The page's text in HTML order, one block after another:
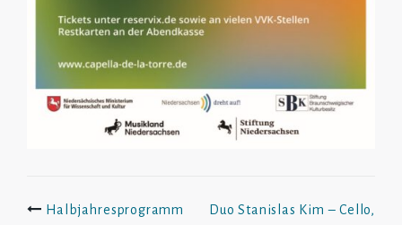
Beitrags-
Halbjahresprogramm
Duo Stanislas Kim – Cello,